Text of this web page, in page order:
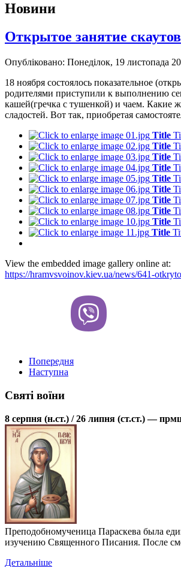
Новини
Открытое занятие скаутов
Опубліковано: Понеділок, 19 листопада
18 ноября состоялось показательное
родителями приступили к выполнению
кашей(гречка с тушенкой) и чаем. Какие
сладостей. Вот так, приобретая
Title
Title
Title
Title
Title
Title
Title
Title
Title
Title
View the embedded image gallery online at:
https://hramvsvoinov.kiev.ua/news/641-
Попередня
Наступна
Святі воїни
8 серпня (н.ст.) / 26 липня (ст.ст.) —
Преподобномученица Параскева была
изучению Священного Писания. После
Детальніше